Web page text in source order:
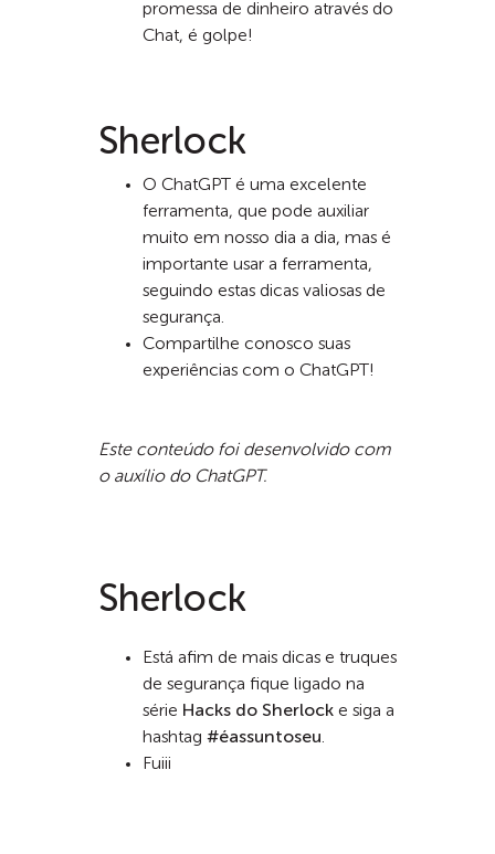
promessa de dinheiro através do
Chat, é golpe!
Sherlock
O ChatGPT é uma excelente
ferramenta, que pode auxiliar
muito em nosso dia a dia, mas é
importante usar a ferramenta,
seguindo estas dicas valiosas de
segurança.
Compartilhe conosco suas
experiências com o ChatGPT!
Este conteúdo foi desenvolvido com
o auxílio do ChatGPT.
Sherlock
Está afim de mais dicas e truques
de segurança fique ligado na
série Hacks do Sherlock e siga a
hashtag #éassuntoseu.
Fuiii